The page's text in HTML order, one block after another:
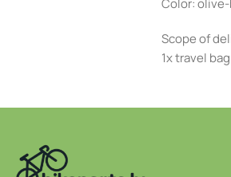
Color:
Scope of
1x travel